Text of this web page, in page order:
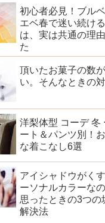
初心者必見！ブル
エベ春で迷い続け
は、実は共通の理
た
頂いたお菓子の数
い。そんなときの
洋梨体型 コーデ 冬
ート＆パンツ別！
な着こなし6選
アイシャドウがく
ーソナルカラーな
思ったときの3つの
解決法